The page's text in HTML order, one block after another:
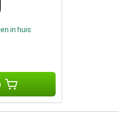
in huis